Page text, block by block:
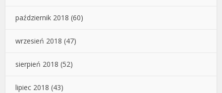
październik 2018 (60)
wrzesień 2018 (47)
sierpień 2018 (52)
lipiec 2018 (43)